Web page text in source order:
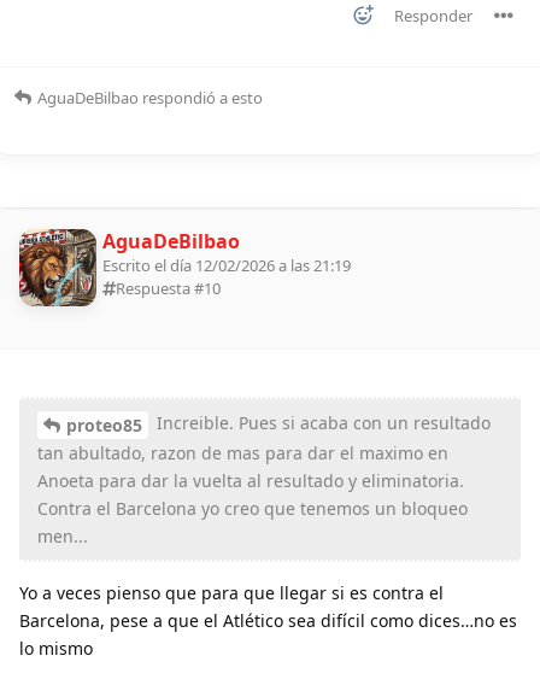
Responder
AguaDeBilbao respondió a esto
AguaDeBilbao
Escrito el día 12/02/2026 a las 21:19
Respuesta #10
proteo85
Increible. Pues si acaba con un resultado
tan abultado, razon de mas para dar el maximo en
Anoeta para dar la vuelta al resultado y eliminatoria.
Contra el Barcelona yo creo que tenemos un bloqueo
men...
Yo a veces pienso que para que llegar si es contra el
Barcelona, pese a que el Atlético sea difícil como dices…no es
lo mismo